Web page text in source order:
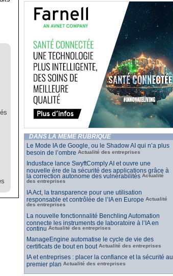
DANS LA MÊME RUBRIQUE
Le Mode IA de Google, ou le Shadow AI qui n’a plus
besoin de l’ombre Actualité des entreprises
Indusface lance SwyftComply AI et ouvre une
nouvelle ère de la sécurité des applications grâce à
la correction autonome des vulnérabilités Actualité
des entreprises
IA Act, la transparence pour une utilisation
responsable et contrôlée de l’IA en Europe Actualité
des entreprises
La nouvelle fonctionnalité Benchling Automation
connecte les instruments de laboratoire à l’IA en
continu Actualité des entreprises
ManageEngine automatise le cycle de vie des
certificats de bout en bout Actualité des entreprises
IA et entreprises : placer la confiance et la sécurité au
premier plan Actualité des entreprises